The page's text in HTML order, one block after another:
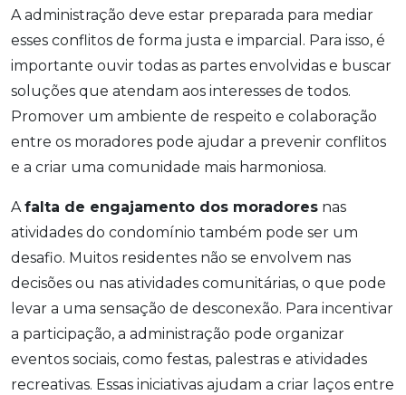
A administração deve estar preparada para mediar
esses conflitos de forma justa e imparcial. Para isso, é
importante ouvir todas as partes envolvidas e buscar
soluções que atendam aos interesses de todos.
Promover um ambiente de respeito e colaboração
entre os moradores pode ajudar a prevenir conflitos
e a criar uma comunidade mais harmoniosa.
Afalta de engajamento dos moradores nas
atividades do condomínio também pode ser um
desafio. Muitos residentes não se envolvem nas
decisões ou nas atividades comunitárias, o que pode
levar a uma sensação de desconexão. Para incentivar
a participação, a administração pode organizar
eventos sociais, como festas, palestras e atividades
recreativas. Essas iniciativas ajudam a criar laços entre